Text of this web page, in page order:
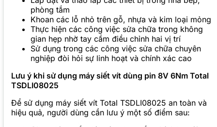
phòng tắm
Khoan các lỗ nhỏ trên gỗ, nhựa và kim loại mỏng
Thực hiện các công việc sửa chữa trong không
gian hẹp nhờ tay cầm điều chỉnh hai vị trí
Sử dụng trong các công việc sửa chữa chuyên
nghiệp đòi hỏi sự linh hoạt và chính xác cao
Lưu ý khi sử dụng máy siết vít dùng pin 8V 6Nm Total
TSDLI08025
Để sử dụng máy siết vít Total TSDLI08025 an toàn và
hiệu quả, người dùng cần lưu ý một số điểm sau: